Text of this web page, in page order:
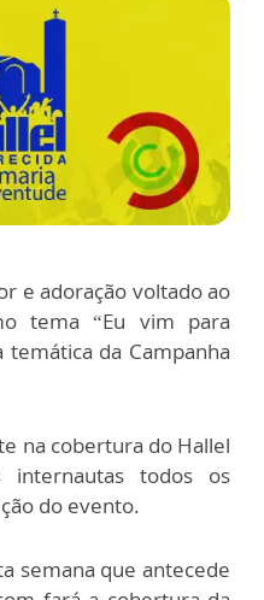
e adoração voltado ao
tema “Eu vim para
temática da Campanha
na cobertura do Hallel
internautas todos os
do evento.
semana que antecede